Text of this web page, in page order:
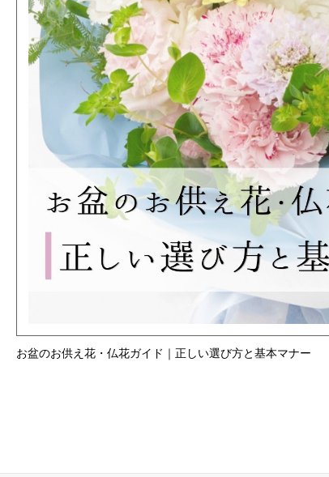
お盆のお供え花・仏花ガイド｜正しい選び方と基本マナー